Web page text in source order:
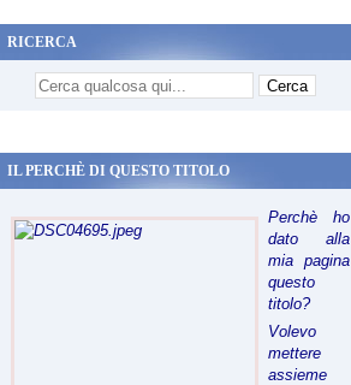
RICERCA
IL PERCHÈ DI QUESTO TITOLO
Perchè ho
dato alla
mia pagina
questo
titolo?
Volevo
mettere
assieme